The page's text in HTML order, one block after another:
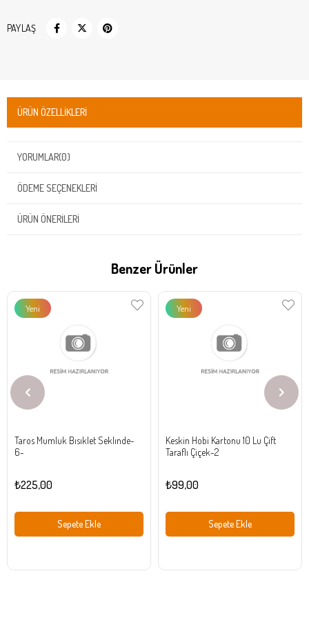
PAYLAŞ
ÜRÜN ÖZELLIKLERI
YORUMLAR(0)
ÖDEME SEÇENEKLERI
ÜRÜN ÖNERILERI
Benzer Ürünler
Taros Mumluk Bısıklet Seklınde-
6-
₺225,00
Sepete Ekle
Yeni
Keskin Hobi Kartonu 10 Lu Çift
Taraflı Çiçek-2
₺99,00
Sepete Ekle
Yeni